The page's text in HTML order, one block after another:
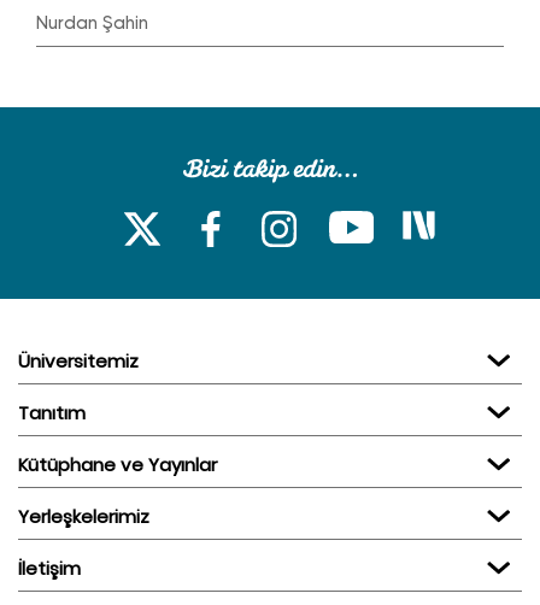
Nurdan Şahin
Üniversitemiz
Tanıtım
Kütüphane ve Yayınlar
Yerleşkelerimiz
İletişim